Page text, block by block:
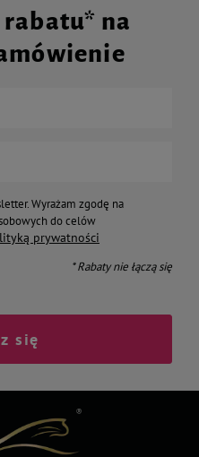
rabatu* na
Wyrażam zgodę na
do celów
prywatności
* Rabaty nie łączą się
się